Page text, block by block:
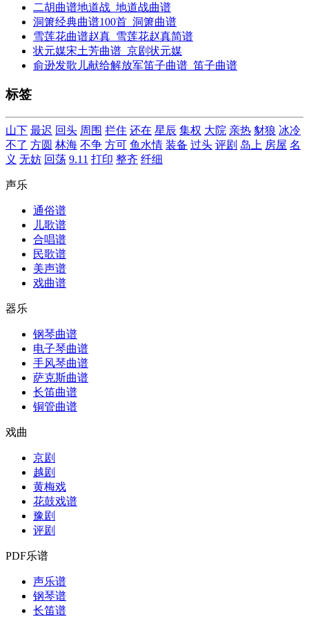
二胡曲谱地道战_地道战曲谱
洞箫经典曲谱100首_洞箫曲谱
雪莲花曲谱赵真_雪莲花赵真简谱
状元媒宋土芳曲谱_京剧状元媒
俞逊发歌儿献给解放军笛子曲谱_笛子曲谱
标签
山下 最迟 回头 周围 拦住 还在 星辰 集权 大院 亲热 豺狼 冰冷
不了 方圆 林海 不争 方可 鱼水情 装备 过头 评剧 岛上 房屋 名
义 无妨 回荡 9.11 打印 整齐 纤细
声乐
通俗谱
儿歌谱
合唱谱
民歌谱
美声谱
戏曲谱
器乐
钢琴曲谱
电子琴曲谱
手风琴曲谱
萨克斯曲谱
长笛曲谱
铜管曲谱
戏曲
京剧
越剧
黄梅戏
花鼓戏谱
豫剧
评剧
PDF乐谱
声乐谱
钢琴谱
长笛谱